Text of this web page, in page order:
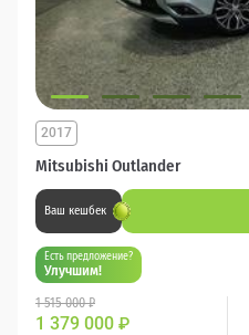
Mitsubishi Outlander
2017
Ваш кешбек
Есть предложение?
Улучшим!
1 515 000 ₽
1 379 000 ₽